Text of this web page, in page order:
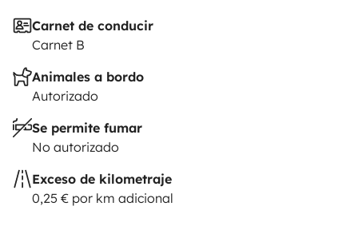
Carnet de conducir
Carnet B
Animales a bordo
Autorizado
Se permite fumar
No autorizado
Exceso de kilometraje
0,25 € por km adicional